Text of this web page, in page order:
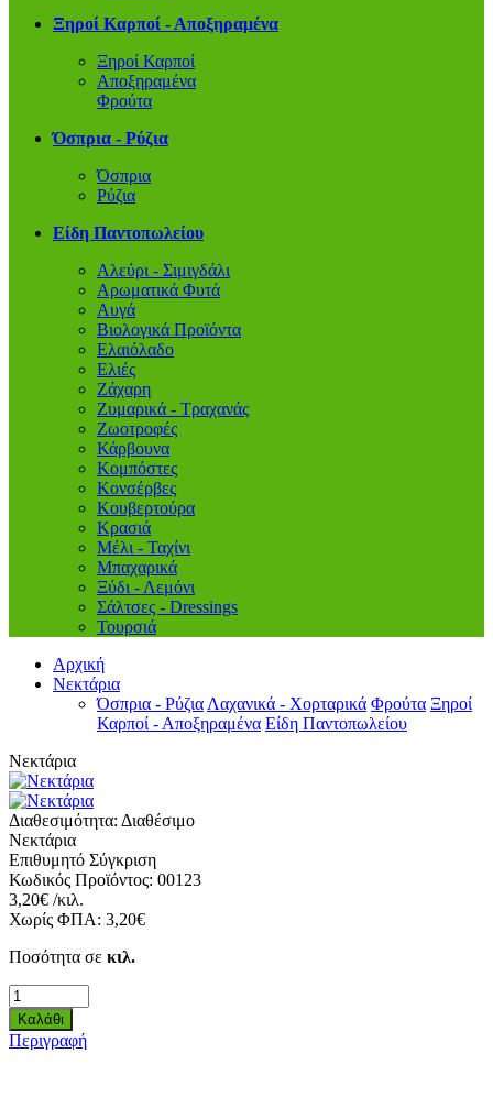
Ξηροί Καρποί - Αποξηραμένα
Ξηροί Καρποί
Αποξηραμένα
Φρούτα
Όσπρια - Ρύζια
Όσπρια
Ρύζια
Είδη Παντοπωλείου
Αλεύρι - Σιμιγδάλι
Αρωματικά Φυτά
Αυγά
Βιολογικά Προϊόντα
Ελαιόλαδο
Ελιές
Ζάχαρη
Ζυμαρικά - Τραχανάς
Ζωοτροφές
Κάρβουνα
Κομπόστες
Κονσέρβες
Κουβερτούρα
Κρασιά
Μέλι - Ταχίνι
Μπαχαρικά
Ξύδι - Λεμόνι
Σάλτσες - Dressings
Τουρσιά
Αρχική
Νεκτάρια
Όσπρια - Ρύζια Λαχανικά - Χορταρικά Φρούτα Ξηροί
Καρποί - Αποξηραμένα Είδη Παντοπωλείου
Νεκτάρια
Διαθεσιμότητα: Διαθέσιμο
Νεκτάρια
Επιθυμητό Σύγκριση
Κωδικός Προϊόντος: 00123
3,20€ /κιλ.
Χωρίς ΦΠΑ: 3,20€
Ποσότητα σε κιλ.
Περιγραφή